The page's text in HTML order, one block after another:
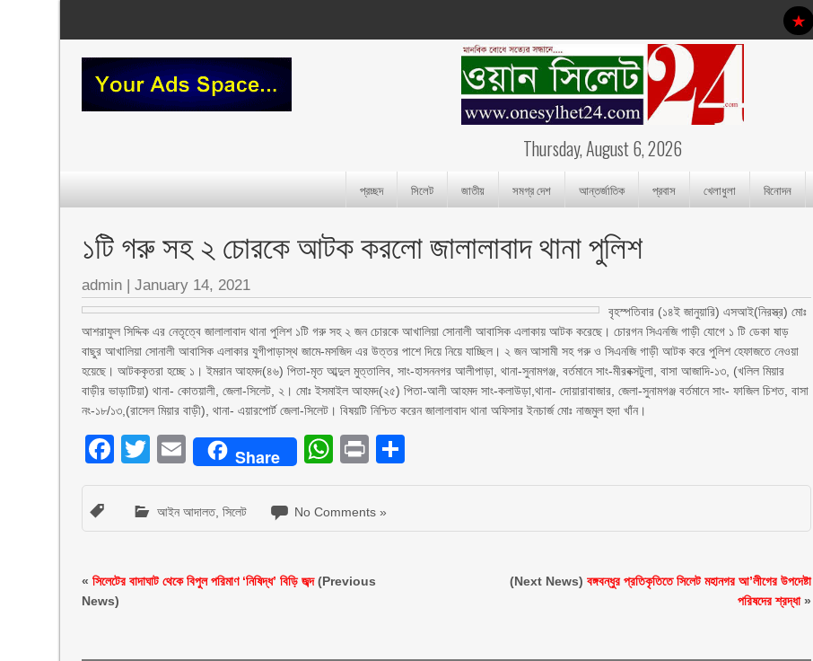
Thursday, August 6, 2026
প্রচ্ছদ সিলেট জাতীয় সমগ্র দেশ আন্তর্জাতিক প্রবাস খেলাধুলা বিনোদন
১টি গরু সহ ২ চোরকে আটক করলো জালালাবাদ থানা পুলিশ
admin |January 14, 2021
বৃহস্পতিবার (১৪ই জানুয়ারি) এসআই(নিরস্ত্র) মোঃ
আশরাফুল সিদ্দিক এর নেতৃত্বে জালালাবাদ থানা পুলিশ ১টি গরু সহ ২ জন চোরকে আখালিয়া সোনালী আবাসিক এলাকায় আটক করেছে। চোরগন সিএনজি গাড়ী যোগে ১ টি ডেকা ষাড়
বাছুর আখালিয়া সোনালী আবাসিক এলাকার যুগীপাড়াস্থ জামে-মসজিদ এর উত্তর পাশে দিয়ে নিয়ে যাচ্ছিল। ২ জন আসামী সহ গরু ও সিএনজি গাড়ী আটক করে পুলিশ হেফাজতে নেওয়া
হয়েছে। আটককৃতরা হচ্ছে ১। ইমরান আহমদ(৪৬) পিতা-মৃত আব্দুল মুত্তালিব, সাং-হাসননগর আলীপাড়া, থানা-সুনামগঞ্জ, বর্তমানে সাং-মীরবক্সটুলা, বাসা আজাদি-১৩, (খলিল মিয়ার
বাড়ীর ভাড়াটিয়া) থানা- কোতয়ালী, জেলা-সিলেট, ২। মোঃ ইসমাইল আহমদ(২৫) পিতা-আলী আহমদ সাং-কলাউড়া,থানা- দোয়ারাবাজার, জেলা-সুনামগঞ্জ বর্তমানে সাং- ফাজিল চিশত, বাসা
নং-১৮/১৩,(রাসেল মিয়ার বাড়ী), থানা- এয়ারপোর্ট জেলা-সিলেট। বিষয়টি নিশ্চিত করেন জালালাবাদ থানা অফিসার ইনচার্জ মোঃ নাজমুল হুদা খাঁন।
Facebook
Twitter
EmailShare WhatsApp
Print
আইন আদালত,সিলেট No Comments »
«সিলেটের বাদাঘাট থেকে বিপুল পরিমাণ ‘নিষিদ্ধ’ বিড়ি জব্দ(Previous
News)
(Next News)বঙ্গবন্ধুর প্রতিকৃতিতে সিলেট মহানগর আ’লীগের উপদেষ্টা
পরিষদের শ্রদ্ধা»